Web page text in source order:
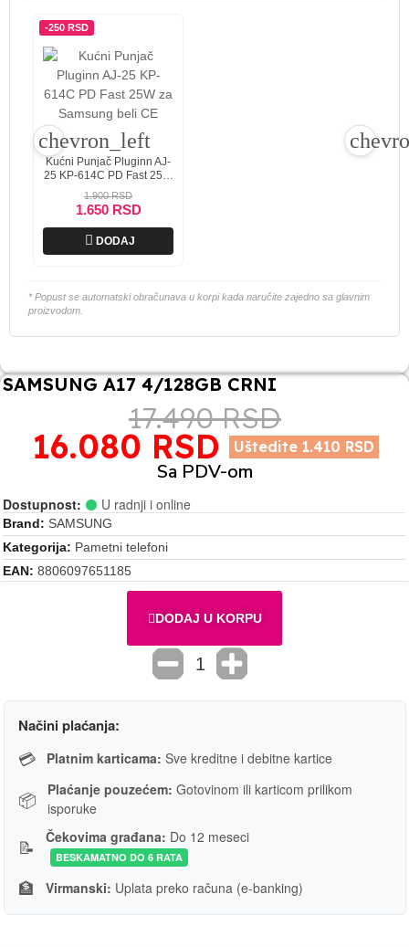
chevron_left
-250 RSD
Kućni Punjač Pluginn AJ-
25 KP-614C PD Fast 25W
za Samsung beli CE
1.900 RSD
1.650 RSD
 DODAJ
* Popust se automatski obračunava u korpi kada naručite zajedno sa glavnim
proizvodom.
SAMSUNG A17 4/128GB CRNI
17.490 RSD
16.080 RSD Uštedite 1.410 RSD
Sa PDV-om
Dostupnost: U radnji i online
Brand
SAMSUNG
Kategorija
Pametni telefoni
EAN 8806097651185
DODAJ U KORPU
Načini plaćanja:
💳 Platnim karticama: Sve kreditne i debitne kartice
📦 Plaćanje pouzećem: Gotovinom ili karticom prilikom
isporuke
📝 Čekovima građana: Do 12 meseci
BESKAMATNO DO 6 RATA
🏦 Virmanski: Uplata preko računa (e-banking)